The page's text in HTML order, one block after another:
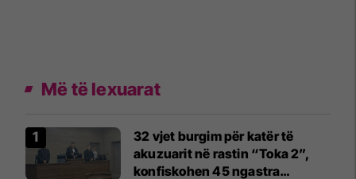
Më të lexuarat
32 vjet burgim për katër të
akuzuarit në rastin “Toka 2”,
konfiskohen 45 ngastra